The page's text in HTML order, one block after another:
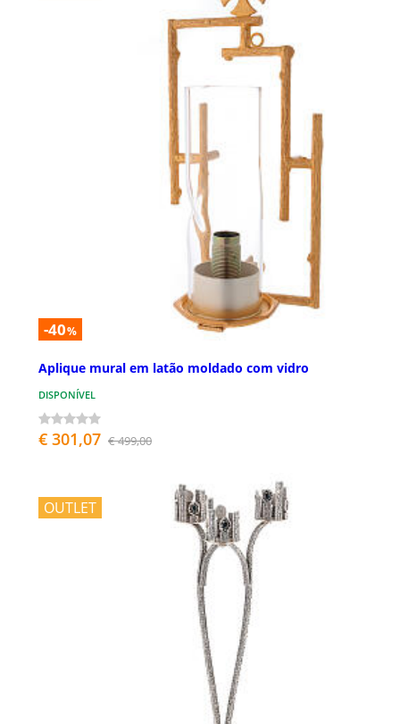
-40%
Aplique mural em latão moldado com vidro
DISPONÍVEL
€ 301,07 € 499,00
OUTLET